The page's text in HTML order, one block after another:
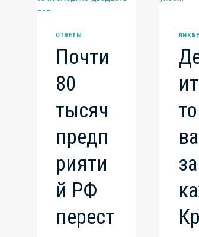
ОТВЕТЫ
Почти
80
тысяч
предп
рияти
й РФ
перест
ит